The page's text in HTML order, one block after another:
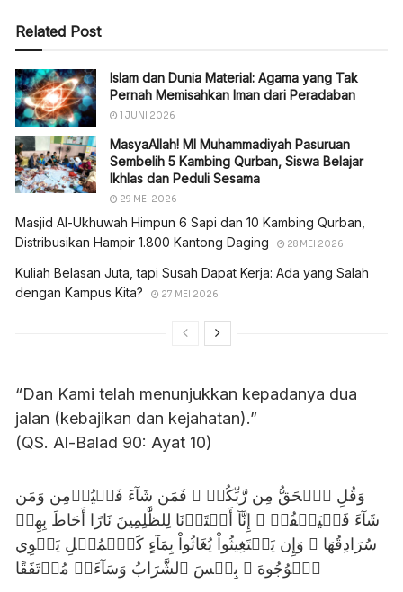
Related Post
Islam dan Dunia Material: Agama yang Tak
Pernah Memisahkan Iman dari Peradaban
1 JUNI 2026
MasyaAllah! MI Muhammadiyah Pasuruan
Sembelih 5 Kambing Qurban, Siswa Belajar
Ikhlas dan Peduli Sesama
29 MEI 2026
Masjid Al-Ukhuwah Himpun 6 Sapi dan 10 Kambing Qurban,
Distribusikan Hampir 1.800 Kantong Daging
28 MEI 2026
Kuliah Belasan Juta, tapi Susah Dapat Kerja: Ada yang Salah
dengan Kampus Kita?
27 MEI 2026
“Dan Kami telah menunjukkan kepadanya dua
jalan (kebajikan dan kejahatan).”
(QS. Al-Balad 90: Ayat 10)
وَقُلِ ٱلۡحَقُّ مِن رَّبِّكُمۡ ۖ فَمَن شَآءَ فَلۡيُؤۡمِن وَمَن
شَآءَ فَلۡيَكۡفُرۡ ۚ إِنَّآ أَعۡتَدۡنَا لِلظَّٰلِمِينَ نَارًا أَحَاطَ بِهِمۡ
سُرَادِقُهَا ۚ وَإِن يَسۡتَغِيثُواْ يُغَاثُواْ بِمَآءٍ كَٱلۡمُهۡلِ يَشۡوِي
ٱلۡوُجُوهَ ۚ بِئۡسَ ٱلشَّرَابُ وَسَآءَتۡ مُرۡتَفَقًا